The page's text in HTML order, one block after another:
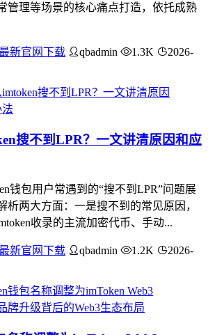
管理等场景的核心痛点打造，依托成熟
新官网下载 qbadmin 1.3K
2026-
搜不到LPR？一文讲清原因和应
钱包用户常遇到的“搜不到LPR”问题展
析两大方面：一是搜不到的常见原因，
收录的主流加密代币、手动...
新官网下载 qbadmin 1.2K
2026-